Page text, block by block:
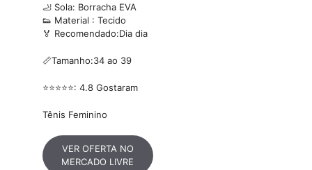
🦶 Sola: Borracha EVA
👟 Material : Tecido
🏅 Recomendado:Dia dia
📏Tamanho:34 ao 39
⭐⭐⭐⭐⭐: 4.8 Gostaram
Tênis Feminino
VER OFERTA NO
MERCADO LIVRE